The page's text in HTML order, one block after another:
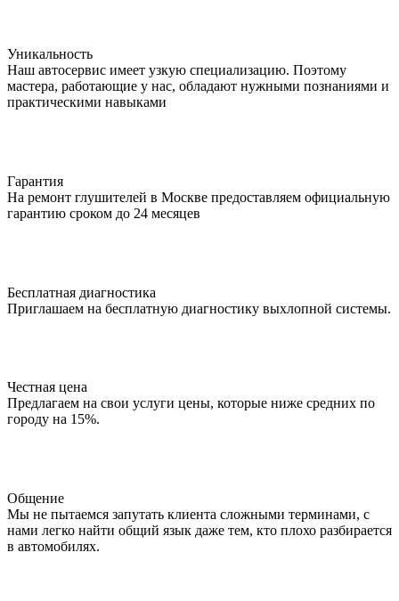
Уникальность
Наш автосервис имеет узкую специализацию. Поэтому
мастера, работающие у нас, обладают нужными познаниями и
практическими навыками
Гарантия
На ремонт глушителей в Москве предоставляем официальную
гарантию сроком до 24 месяцев
Бесплатная диагностика
Приглашаем на бесплатную диагностику выхлопной системы.
Честная цена
Предлагаем на свои услуги цены, которые ниже средних по
городу на 15%.
Общение
Мы не пытаемся запутать клиента сложными терминами, с
нами легко найти общий язык даже тем, кто плохо разбирается
в автомобилях.